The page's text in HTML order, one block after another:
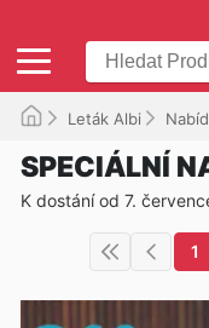
Leták Albi
SPECIÁLNÍ
K dostání od 7.
1